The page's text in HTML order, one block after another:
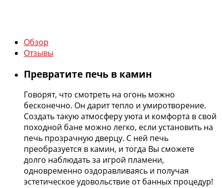
Обзор
Отзывы
Превратите печь в камин
Говорят, что смотреть на огонь можно
бесконечно. Он дарит тепло и умиротворение.
Создать такую атмосферу уюта и комфорта в свой
походной бане можно легко, если установить на
печь прозрачную дверцу. С ней печь
преобразуется в камин, и тогда Вы сможете
долго наблюдать за игрой пламени,
одновременно оздоравливаясь и получая
эстетическое удовольствие от банных процедур!